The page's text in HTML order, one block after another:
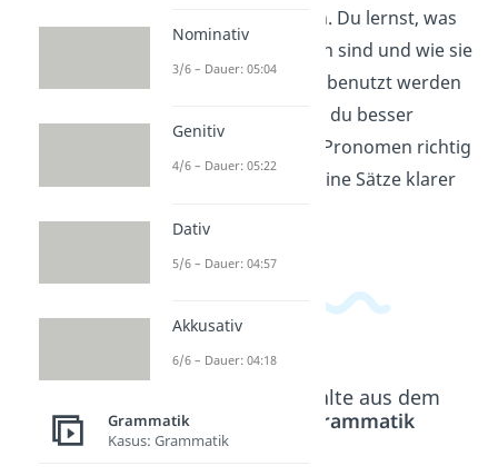
verwendet werden. Du lernst, was
Personalpronomen sind und wie sie
statt Substantiven benutzt werden
können. So kannst du besser
verstehen, wie du Pronomen richtig
anwendest und deine Sätze klarer
Beliebte Inhalte aus dem
Grammatik
Nominativ
3/6 – Dauer: 05:04
Genitiv
4/6 – Dauer: 05:22
Dativ
5/6 – Dauer: 04:57
Akkusativ
6/6 – Dauer: 04:18
Grammatik
Kasus: Grammatik